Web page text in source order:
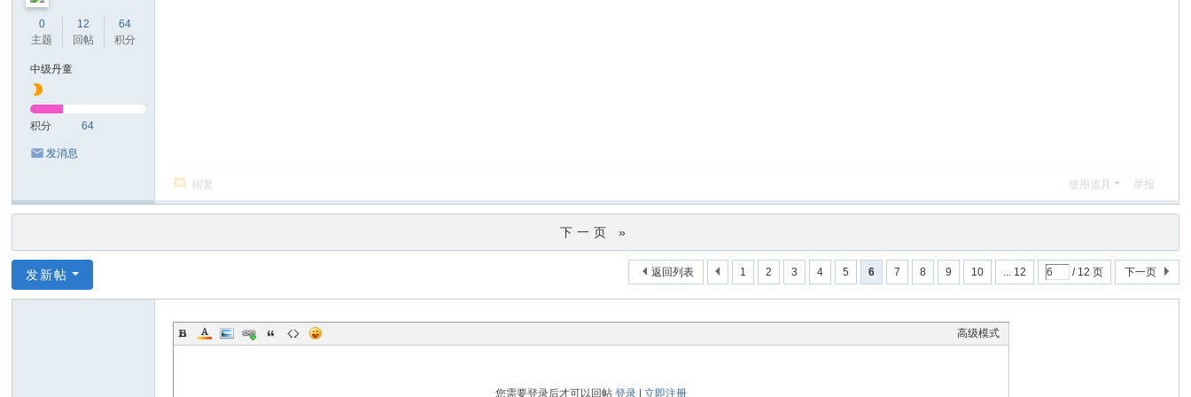
0
主题
12
回帖
64
积分
中级丹童
积分 64
发消息
回复 使用道具 举报
下一页 »
1 2 3 4 5 6 7 8 9 10 ... 12 / 12 页 下一页
返回列表
发新帖
高级模式
您需要登录后才可以回帖登录 |立即注册